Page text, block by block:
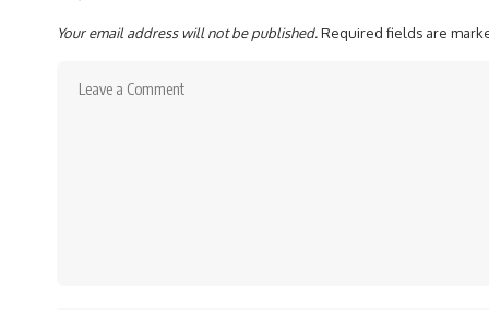
Your email address will not be published.Required fields are